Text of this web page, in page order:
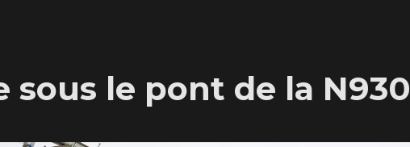
sous le pont de la N930